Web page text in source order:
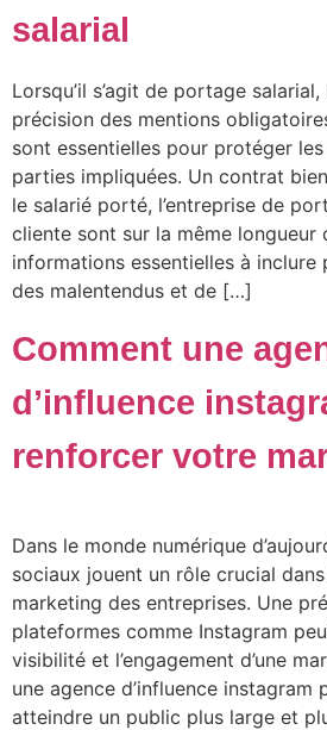
salarial
Lorsqu’il s’agit de portage
précision des mentions
sont essentielles pour protéger
parties impliquées. Un contrat
le salarié porté, l’entreprise de
cliente sont sur la même longueur
informations essentielles à inclure
des malentendus et de […]
Comment une
d’influence
renforcer votre
Dans le monde numérique
sociaux jouent un rôle crucial
marketing des entreprises. Une
plateformes comme Instagram
visibilité et l’engagement d’une
une agence d’influence
atteindre un public plus large et